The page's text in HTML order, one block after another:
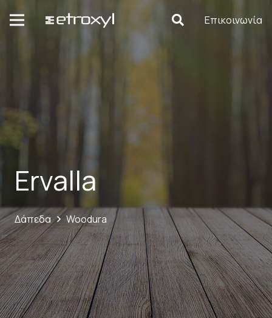
Επικοινωνία
Ervalla
Δάπεδα Woodura